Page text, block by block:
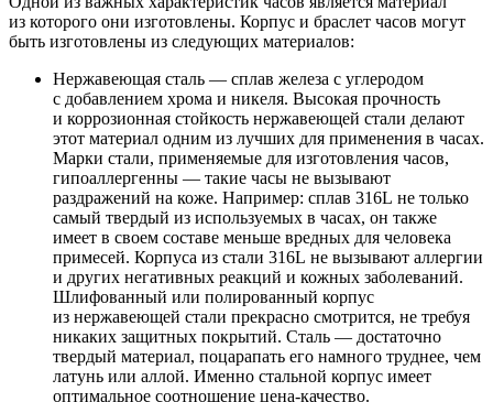
из которого они изготовлены. Корпус и браслет часов могут
быть изготовлены из следующих материалов:
Нержавеющая сталь — сплав железа с углеродом
с добавлением хрома и никеля. Высокая прочность
и коррозионная стойкость нержавеющей стали делают
этот материал одним из лучших для применения в часах.
Марки стали, применяемые для изготовления часов,
гипоаллергенны — такие часы не вызывают
раздражений на коже. Например: сплав 316L не только
самый твердый из используемых в часах, он также
имеет в своем составе меньше вредных для человека
примесей. Корпуса из стали 316L не вызывают аллергии
и других негативных реакций и кожных заболеваний.
Шлифованный или полированный корпус
из нержавеющей стали прекрасно смотрится, не требуя
никаких защитных покрытий. Сталь — достаточно
твердый материал, поцарапать его намного труднее, чем
латунь или аллой. Именно стальной корпус имеет
оптимальное соотношение цена-качество.